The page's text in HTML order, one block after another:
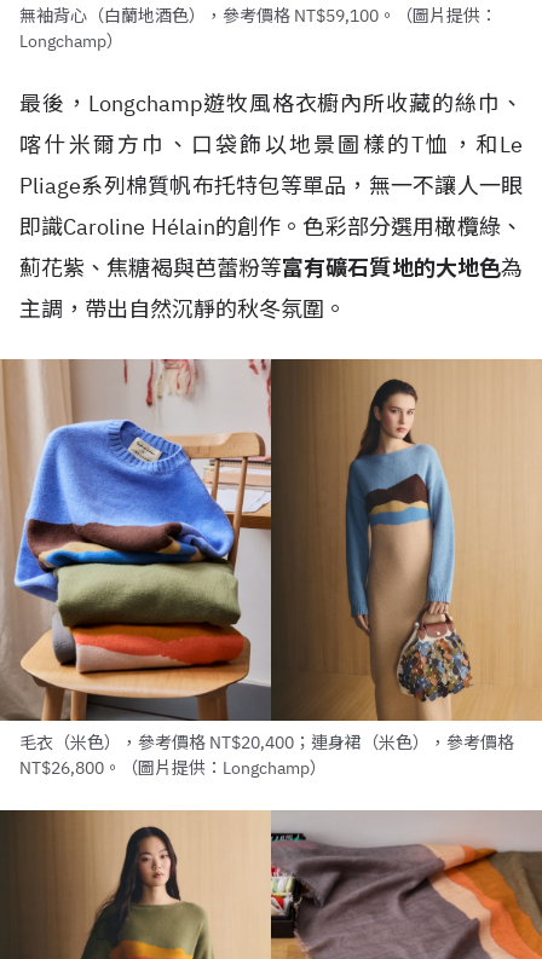
無袖背心（白蘭地酒色），參考價格 NT$59,100。（圖片提供：
Longchamp）
最後，Longchamp遊牧風格衣櫥內所收藏的絲巾、
喀什米爾方巾、口袋飾以地景圖樣的T恤，和Le
Pliage系列棉質帆布托特包等單品，無一不讓人一眼
即識Caroline Hélain的創作。色彩部分選用橄欖綠、
薊花紫、焦糖褐與芭蕾粉等富有礦石質地的大地色為
主調，帶出自然沉靜的秋冬氛圍。
毛衣（米色），參考價格 NT$20,400；連身裙（米色），參考價格
NT$26,800。（圖片提供：Longchamp）